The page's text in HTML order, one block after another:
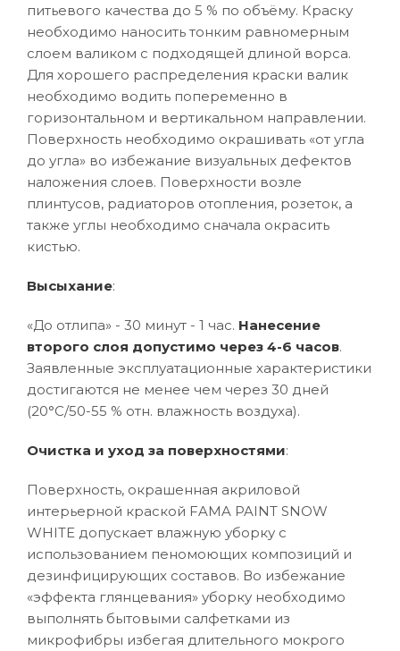
питьевого качества до 5 % по объёму. Краску
необходимо наносить тонким равномерным
слоем валиком с подходящей длиной ворса.
Для хорошего распределения краски валик
необходимо водить попеременно в
горизонтальном и вертикальном направлении.
Поверхность необходимо окрашивать «от угла
до угла» во избежание визуальных дефектов
наложения слоев. Поверхности возле
плинтусов, радиаторов отопления, розеток, а
также углы необходимо сначала окрасить
кистью.
Высыхание:
«До отлипа» - 30 минут - 1 час. Нанесение
второго слоя допустимо через 4-6 часов.
Заявленные эксплуатационные характеристики
достигаются не менее чем через 30 дней
(20°C/50-55 % отн. влажность воздуха).
Очистка и уход за поверхностями:
Поверхность, окрашенная акриловой
интерьерной краской FAMA PAINT SNOW
WHITE допускает влажную уборку с
использованием пеномоющих композиций и
дезинфицирующих составов. Во избежание
«эффекта глянцевания» уборку необходимо
выполнять бытовыми салфетками из
микрофибры избегая длительного мокрого